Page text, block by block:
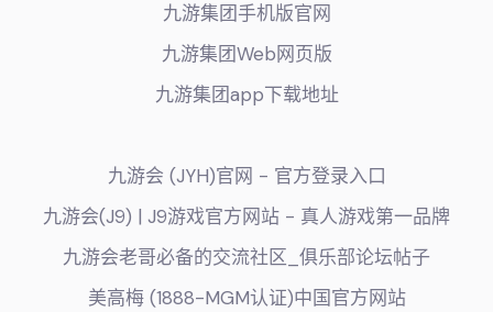
九游集团手机版官网
九游集团Web网页版
九游集团app下载地址
九游会 (JYH)官网 - 官方登录入口
九游会(J9) | J9游戏官方网站 - 真人游戏第一品牌
九游会老哥必备的交流社区_俱乐部论坛帖子
美高梅 (1888-MGM认证)中国官方网站